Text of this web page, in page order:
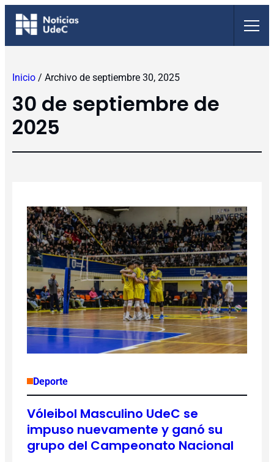
Saltar
Inicio / Archivo de septiembre 30, 2025
30 de septiembre de
2025
Deporte
Vóleibol Masculino UdeC se
impuso nuevamente y ganó su
grupo del Campeonato Nacional